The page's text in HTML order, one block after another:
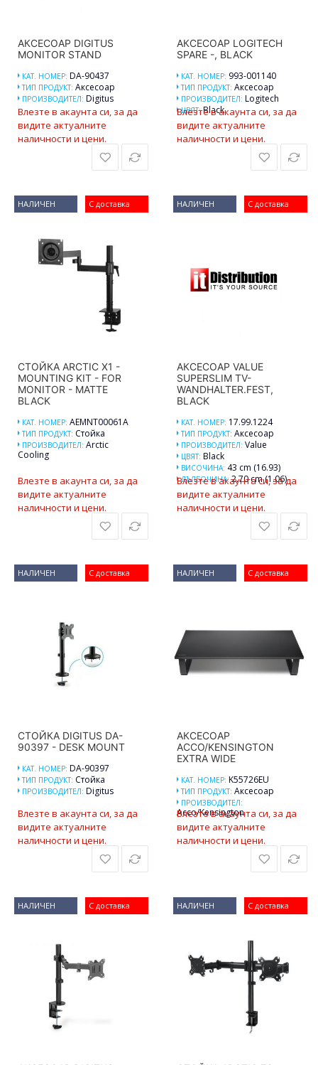
АКСЕСОАР DIGITUS
MONITOR STAND
КАТ. НОМЕР: DA-90437
ТИП ПРОДУКТ: Аксесоар
ПРОИЗВОДИТЕЛ: Digitus
Влезте в акаунта си, за да
видите актуалните
наличности и цени.
АКСЕСОАР LOGITECH
SPARE -, BLACK
КАТ. НОМЕР: 993-001140
ТИП ПРОДУКТ: Аксесоар
ПРОИЗВОДИТЕЛ: Logitech
ЦВЯТ:Black
Влезте в акаунта си, за да
видите актуалните
наличности и цени.
С доставка
НАЛИЧЕН
СТОЙКА ARCTIC X1 -
MOUNTING KIT - FOR
MONITOR - MATTE
BLACK
КАТ. НОМЕР: AEMNT00061A
ТИП ПРОДУКТ: Стойка
ПРОИЗВОДИТЕЛ: Arctic
Cooling
Влезте в акаунта си, за да
видите актуалните
наличности и цени.
С доставка
НАЛИЧЕН
АКСЕСОАР VALUE
SUPERSLIM TV-
WANDHALTER.FEST,
BLACK
КАТ. НОМЕР: 17.99.1224
ТИП ПРОДУКТ: Аксесоар
ПРОИЗВОДИТЕЛ: Value
ЦВЯТ: Black
ВИСОЧИНА: 43 cm (16.93)
ДЪЛБОЧИНА:2.70 cm (1.06)
Влезте в акаунта си, за да
видите актуалните
наличности и цени.
С доставка
НАЛИЧЕН
СТОЙКА DIGITUS DA-
90397 - DESK MOUNT
КАТ. НОМЕР: DA-90397
ТИП ПРОДУКТ: Стойка
ПРОИЗВОДИТЕЛ: Digitus
Влезте в акаунта си, за да
видите актуалните
наличности и цени.
С доставка
НАЛИЧЕН
АКСЕСОАР
ACCO/KENSINGTON
EXTRA WIDE
КАТ. НОМЕР: K55726EU
ТИП ПРОДУКТ: Аксесоар
ПРОИЗВОДИТЕЛ:
Acco/Kensington
Влезте в акаунта си, за да
видите актуалните
наличности и цени.
С доставка
НАЛИЧЕН С доставка
НАЛИЧЕН